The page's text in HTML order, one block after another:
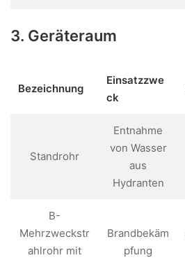
3. Geräteraum
Bezeichnung
Einsatzzwe
ck
Standrohr
Entnahme
von Wasser
aus
Hydranten
B-
Mehrzweckstr
ahlrohr mit
Brandbekäm
pfung